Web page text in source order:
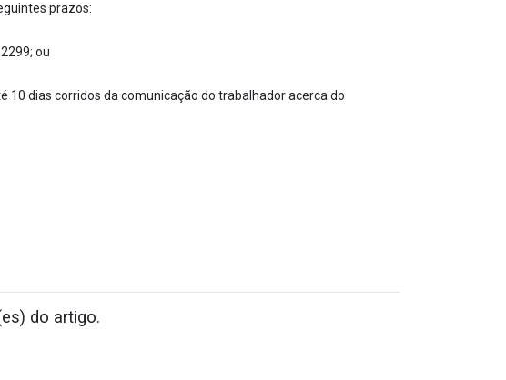
prazos:
ou
10 dias corridos da comunicação do trabalhador acerca do
do artigo.